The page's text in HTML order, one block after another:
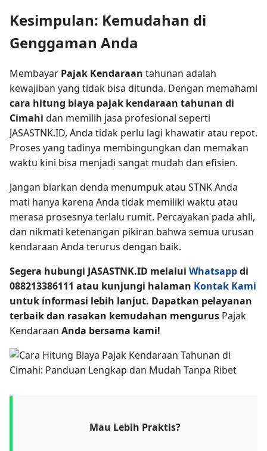
Kesimpulan: Kemudahan di
Genggaman Anda
Membayar Pajak Kendaraan tahunan adalah
kewajiban yang tidak bisa ditunda. Dengan memahami
cara hitung biaya pajak kendaraan tahunan di
Cimahi dan memilih jasa profesional seperti
JASASTNK.ID, Anda tidak perlu lagi khawatir atau repot.
Proses yang tadinya membingungkan dan memakan
waktu kini bisa menjadi sangat mudah dan efisien.
Jangan biarkan denda menumpuk atau STNK Anda
mati hanya karena Anda tidak memiliki waktu atau
merasa prosesnya terlalu rumit. Percayakan pada ahli,
dan nikmati ketenangan pikiran bahwa semua urusan
kendaraan Anda terurus dengan baik.
Segera hubungi JASASTNK.ID melalui Whatsappdi
088213386111 atau kunjungi halaman Kontak Kami
untuk informasi lebih lanjut. Dapatkan pelayanan
terbaik dan rasakan kemudahan mengurus Pajak
Kendaraan Anda bersama kami!
Mau Lebih Praktis?